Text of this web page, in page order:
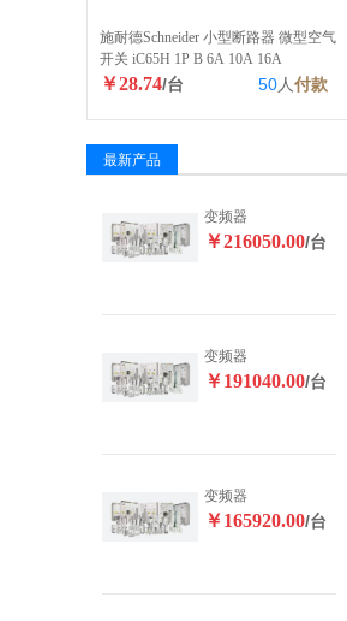
施耐德Schneider 小型断路器 微型空气
开关 iC65H 1P B 6A 10A 16A
￥28.74/台 50人付款
最新产品
变频器
￥216050.00/台
变频器
￥191040.00/台
变频器
￥165920.00/台